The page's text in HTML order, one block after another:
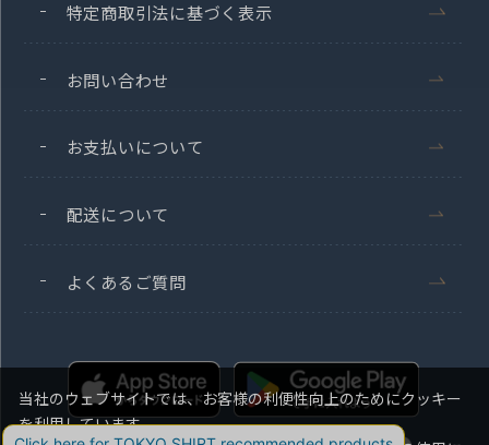
特定商取引法に基づく表示
お問い合わせ
お支払いについて
配送について
よくあるご質問
当社のウェブサイトでは、お客様の利便性向上のためにクッキー
を利用しています。